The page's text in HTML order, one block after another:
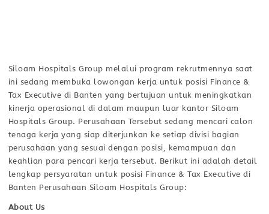
Siloam Hospitals Group melalui program rekrutmennya saat
ini sedang membuka lowongan kerja untuk posisi Finance &
Tax Executive di Banten yang bertujuan untuk meningkatkan
kinerja operasional di dalam maupun luar kantor Siloam
Hospitals Group. Perusahaan Tersebut sedang mencari calon
tenaga kerja yang siap diterjunkan ke setiap divisi bagian
perusahaan yang sesuai dengan posisi, kemampuan dan
keahlian para pencari kerja tersebut. Berikut ini adalah detail
lengkap persyaratan untuk posisi Finance & Tax Executive di
Banten Perusahaan Siloam Hospitals Group:
About Us